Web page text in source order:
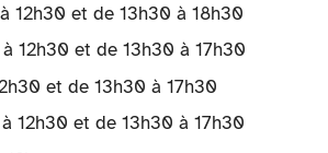
12h30 et de 13h30 à 18h30
12h30 et de 13h30 à 17h30
et de 13h30 à 17h30
12h30 et de 13h30 à 17h30